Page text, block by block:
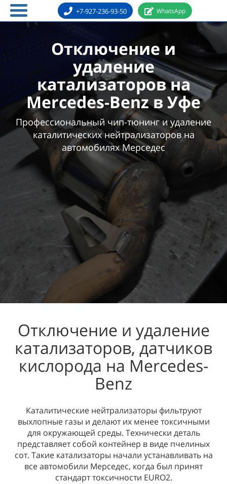
+7-927-236-93-50 WhatsApp
Отключение и
удаление
катализаторов на
Mercedes-Benz в Уфе
Профессиональный чип-тюнинг и удаление
каталитических нейтрализаторов на
автомобилях Мерседес
Отключение и удаление
катализаторов, датчиков
кислорода на Mercedes-
Benz
Каталитические нейтрализаторы фильтруют
выхлопные газы и делают их менее токсичными
для окружающей среды. Технически деталь
представляет собой контейнер в виде пчелиных
сот. Такие катализаторы начали устанавливать на
все автомобили Мерседес, когда был принят
стандарт токсичности EURO2.